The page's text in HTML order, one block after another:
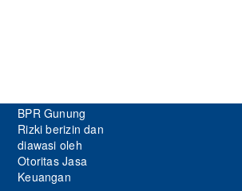
BPR Gunung
Rizki berizin dan
diawasi oleh
Otoritas Jasa
Keuangan